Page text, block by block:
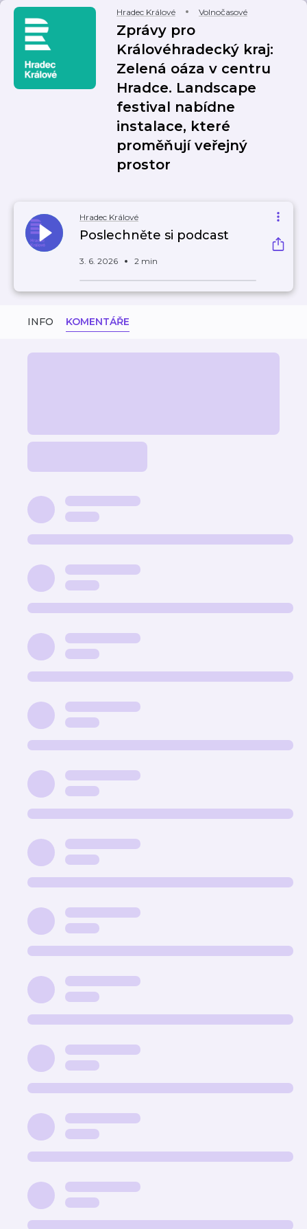
Hradec Králové Volnočasové
Zprávy pro
Královéhradecký kraj:
Zelená oáza v centru
Hradce. Landscape
festival nabídne
instalace, které
proměňují veřejný
prostor
Hradec Králové
Poslechněte si podcast
3. 6. 2026 2 min
INFO KOMENTÁŘE